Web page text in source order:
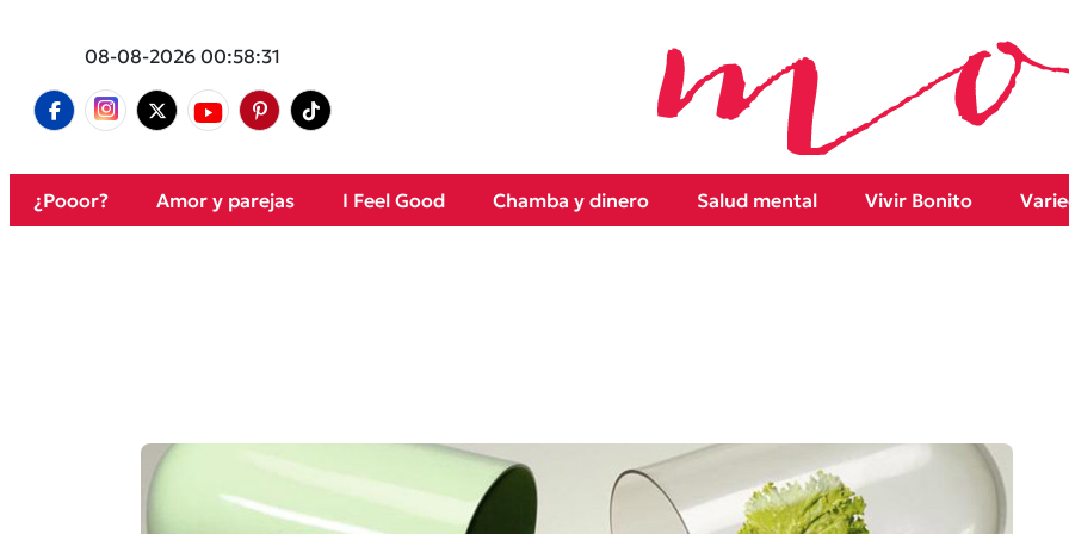
08-08-2026 00:58:31
¿Pooor? Amor y parejas I Feel Good Chamba y dinero Salud mental Vivir Bonito